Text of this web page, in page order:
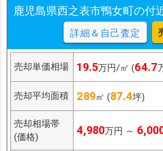
鹿児島県西之表市鴨女町の付
詳細＆自己査定
売却単価相場 19.5万円/㎡ (64.7
売却平均面積 289㎡ (87.4坪)
売却相場帯
(価格)
4,980万円 ～